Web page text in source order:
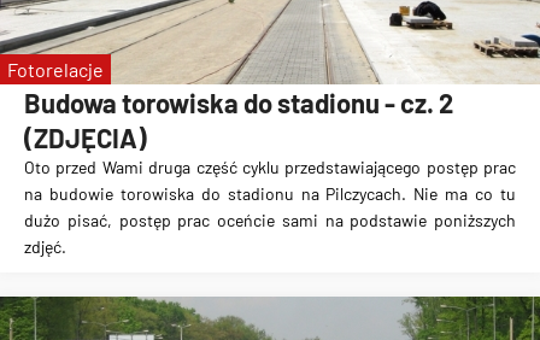
Budowa torowiska do stadionu - cz. 2
(ZDJĘCIA)
Oto przed Wami druga część cyklu przedstawiającego postęp prac
na budowie torowiska do stadionu na Pilczycach. Nie ma co tu
dużo pisać, postęp prac oceńcie sami na podstawie poniższych
zdjęć.
Fotorelacje